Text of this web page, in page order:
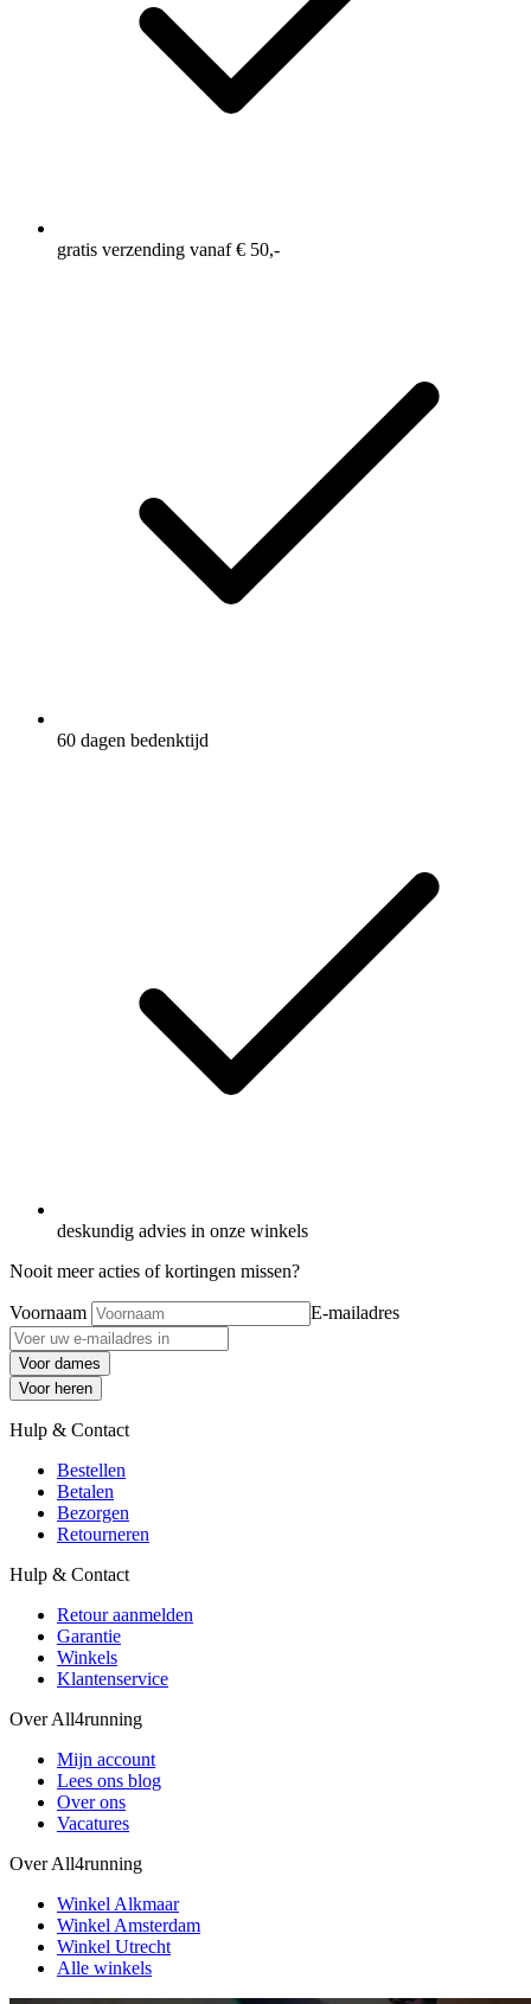
gratis verzending vanaf € 50,-
60 dagen bedenktijd
deskundig advies in onze winkels
Nooit meer acties of kortingen missen?
Voornaam E-mailadres
Voor dames
Voor heren
Hulp & Contact
Bestellen
Betalen
Bezorgen
Retourneren
Hulp & Contact
Retour aanmelden
Garantie
Winkels
Klantenservice
Over All4running
Mijn account
Lees ons blog
Over ons
Vacatures
Over All4running
Winkel Alkmaar
Winkel Amsterdam
Winkel Utrecht
Alle winkels